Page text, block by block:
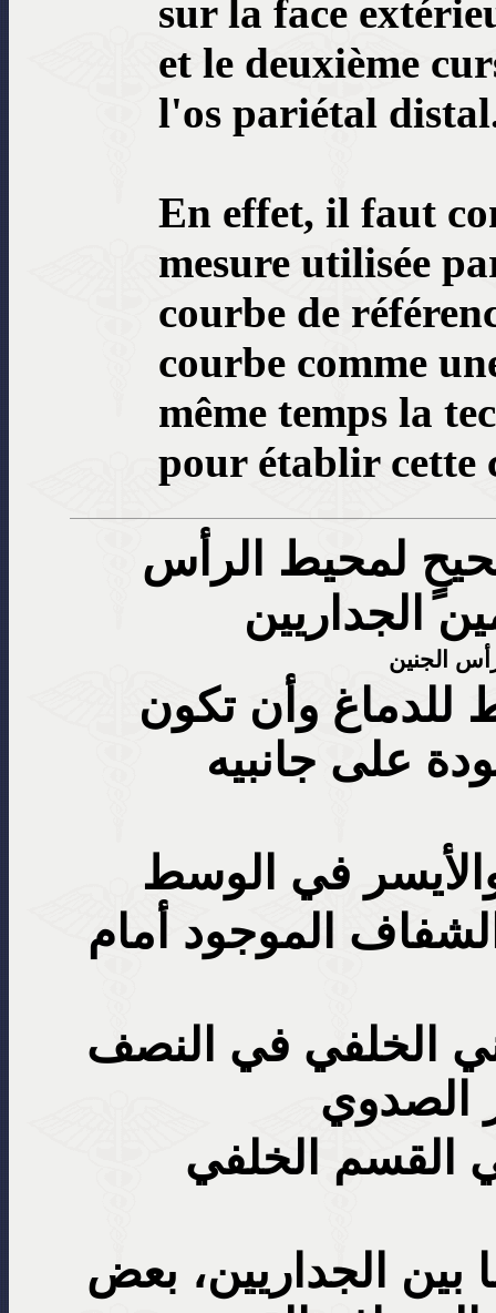
sur la face
et le deuxième
l'os pariétal
En effet, il faut
mesure utilisée
courbe de
courbe comme
même temps la
pour établir cette
لمحيط الرأس
الجداريين
الجنين
للدماغ وأن تكون
على جانبيه
والأيسر في الوسط
الموجود أمام
الخلفي في النصف
الصدوي
القسم الخلفي
بين الجداريين، بعض